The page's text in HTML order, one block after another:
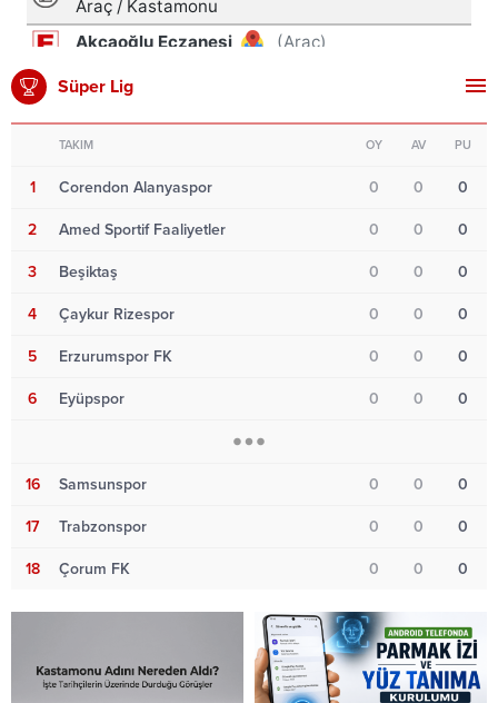
Süper Lig
TAKIM OY AV PU
1 Corendon Alanyaspor 0 0 0
2 Amed Sportif Faaliyetler 0 0 0
3 Beşiktaş 0 0 0
4 Çaykur Rizespor 0 0 0
5 Erzurumspor FK 0 0 0
6 Eyüpspor 0 0 0
16 Samsunspor 0 0 0
17 Trabzonspor 0 0 0
18 Çorum FK 0 0 0